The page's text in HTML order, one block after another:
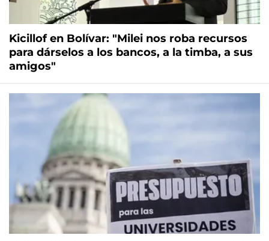
Kicillof en Bolívar: "Milei nos roba recursos
para dárselos a los bancos, a la timba, a sus
amigos"